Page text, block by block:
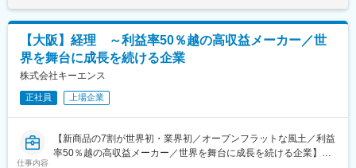
に貢献していき、社会基盤を主体にした市場環境は安定的とはい
えるものの、需要変化は大きいものと見られます。顧客の要求に
柔軟に対応しつつ、競争に勝ち抜ける筋肉質の会社にしていきた
いと考えています。
変更の範囲：会社の定める業務
・国内外のグループ会社を含む連結決算（月次・四半期・年次）
・連結パッケージの作成・レビュー、グループ会社指導
・開示資料（有価証券報告書など）の作成支援
・単体決算業務（月次・年次）
・伝票処理、債権債務管理、固定資産管理
■業務の魅力：
【大阪】経理 ～利益率50％越の高収益メーカー／世
界を舞台に成長を続ける企業
株式会社キーエンス
正社員 上場企業
仕事内容
【新商品の7割が世界初・業界初／オープンフラットな風土／利益
率50％越の高収益メーカー／世界を舞台に成長を続ける企業】